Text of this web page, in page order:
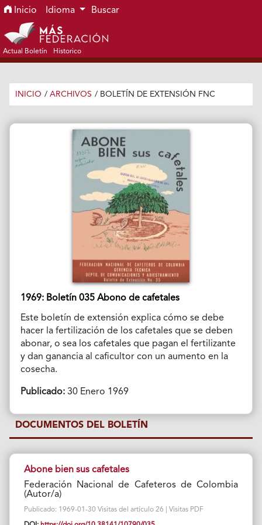
Ir al menú de navegación principal
Ir al contenido principal
Ir al pie de página del sitio
Inicio Idioma Buscar
Actual Boletín Historico
INICIO / ARCHIVOS / BOLETÍN DE EXTENSIÓN FNC
1969: Boletín 035 Abono de cafetales
Este boletín de extensión explica cómo se debe
hacer la fertilización de los cafetales que se deben
abonar, o sea los cafetales que pagan el fertilizante
y dan ganancia al caficultor con un aumento en la
cosecha.
Publicado:30 Enero 1969
DOCUMENTOS DEL BOLETÍN
Abone bien sus cafetales
Federación Nacional de Cafeteros de Colombia
(Autor/a)
Publicado: 1969-01-30 Visitas del artículo 26 | Visitas PDF